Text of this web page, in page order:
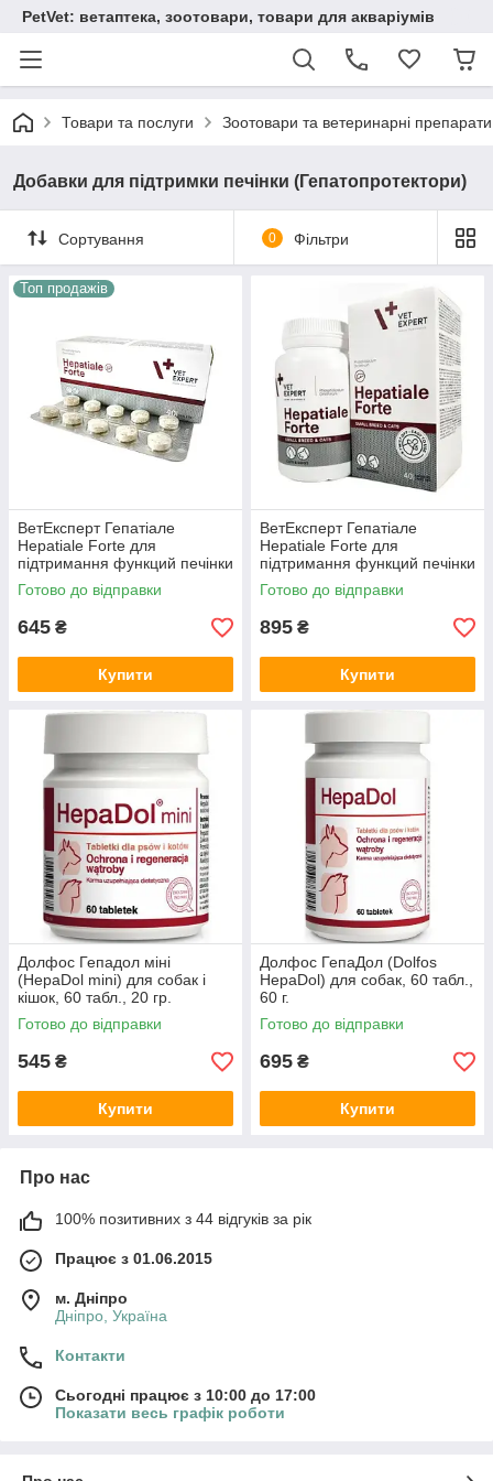
PetVet: ветаптека, зоотовари, товари для акваріумів
Товари та послуги Зоотовари та ветеринарні препарати
Добавки для підтримки печінки (Гепатопротектори)
Сортування 0 Фільтри
Топ продажів
ВетЕксперт Гепатіале
Hepatiale Forte для
підтримання функций печінки
у собак та котів, 40 таб.
Готово до відправки
645 ₴
Купити
ВетЕксперт Гепатіале
Hepatiale Forte для
підтримання функций печінки
у собак та котів, 40 капс.
Twist off
Готово до відправки
895 ₴
Купити
Долфос Гепадол міні
(HepaDol mini) для собак і
кішок, 60 табл., 20 гр.
Готово до відправки
545 ₴
Купити
Долфос ГепаДол (Dolfos
HepaDol) для собак, 60 табл.,
60 г.
Готово до відправки
695 ₴
Купити
Про нас
100% позитивних з 44 відгуків за рік
Працює з 01.06.2015
м. Дніпро
Дніпро, Україна
Контакти
Сьогодні працює з 10:00 до 17:00
Показати весь графік роботи